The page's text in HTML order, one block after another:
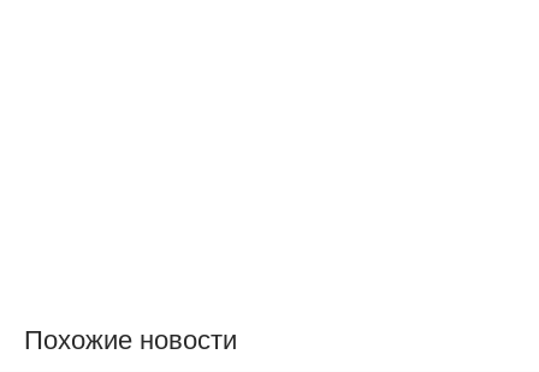
Похожие новости